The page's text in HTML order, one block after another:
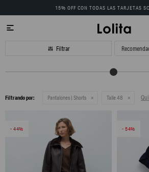
15% OFF CON TODAS LAS TARJETAS

Filtrando por: Pantalones | Shorts Talle 48
44 54